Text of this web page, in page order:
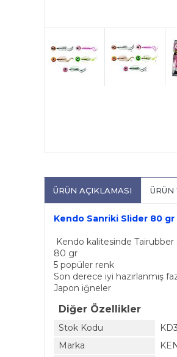
ÜRÜN AÇIKLAMASI ÜRÜN
Kendo Sanriki Slider 80 gr
Kendo kalitesinde Tairubber
80 gr
5 popüler renk
Son derece iyi hazırlanmış
Japon iğneler
Diğer Özellikler
Stok Kodu
Marka